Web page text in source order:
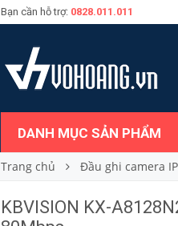
Bạn cần hỗ trợ: 0828.011.011
DANH MỤC SẢN PHẨM
Trang chủ Đầu ghi camera IP
KBVISION KX-